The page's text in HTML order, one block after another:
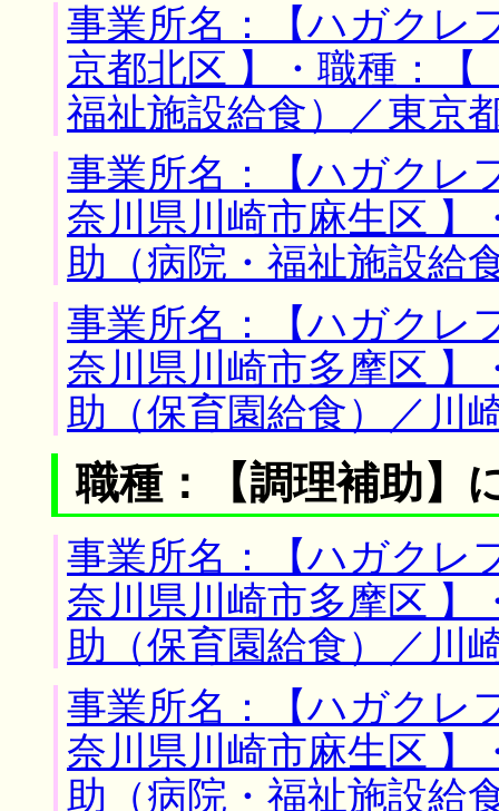
事業所名：【ハガクレ
京都北区 】・職種：【
福祉施設給食）／東京
事業所名：【ハガクレ
奈川県川崎市麻生区 】
助（病院・福祉施設給
事業所名：【ハガクレ
奈川県川崎市多摩区 】
助（保育園給食）／川
職種：【調理補助】
事業所名：【ハガクレ
奈川県川崎市多摩区 】
助（保育園給食）／川
事業所名：【ハガクレ
奈川県川崎市麻生区 】
助（病院・福祉施設給